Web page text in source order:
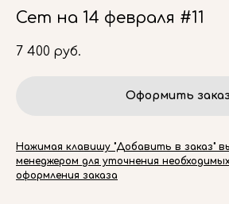
Сет на 14 февраля #11
7 400 руб.
Оформить заказ
Нажимая клавишу "Добавить в заказ"
менеджером для уточнения
оформления заказа